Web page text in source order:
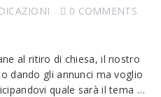
0 COMMENTS
al ritiro di chiesa, il nostro
dando gli annunci ma voglio
quale sarà il tema …